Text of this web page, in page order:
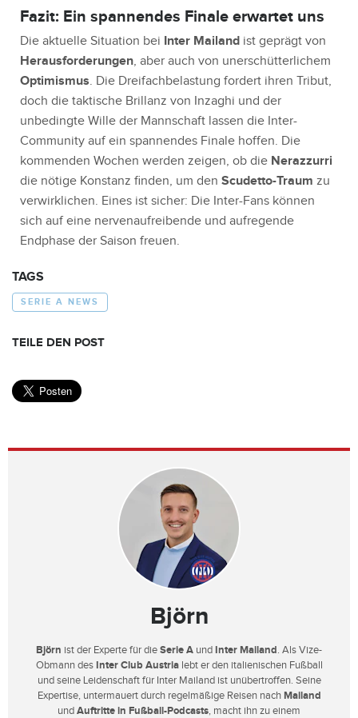
Fazit: Ein spannendes Finale erwartet uns
Die aktuelle Situation bei Inter Mailand ist geprägt von
Herausforderungen, aber auch von unerschütterlichem
Optimismus. Die Dreifachbelastung fordert ihren Tribut,
doch die taktische Brillanz von Inzaghi und der
unbedingte Wille der Mannschaft lassen die Inter-
Community auf ein spannendes Finale hoffen. Die
kommenden Wochen werden zeigen, ob die Nerazzurri
die nötige Konstanz finden, um den Scudetto-Traum zu
verwirklichen. Eines ist sicher: Die Inter-Fans können
sich auf eine nervenaufreibende und aufregende
Endphase der Saison freuen.
TAGS
SERIE A NEWS
TEILE DEN POST
Björn
Björn ist der Experte für dieSerie A und Inter Mailand. Als Vize-
Obmann des Inter Club Austrialebt er den italienischen Fußball
und seine Leidenschaft für Inter Mailand ist unübertroffen. Seine
Expertise, untermauert durch regelmäßige Reisen nach Mailand
undAuftritte in Fußball-Podcasts, macht ihn zu einem